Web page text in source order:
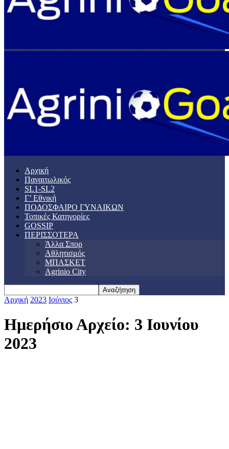
Αρχική
Παναιτωλικός
SL1-SL2
Γ’ Εθνική
ΠΟΔΟΣΦΑΙΡΟ ΓΥΝΑΙΚΩΝ
Τοπικές Κατηγορίες
GOSSIP
ΠΕΡΙΣΣΟΤΕΡΑ
Άλλα Σπορ
Αθλητισμός
ΜΠΑΣΚΕΤ
Agrinio City
Αρχική 2023 Ιούνιος 3
Ημερήσιο Αρχείο: 3 Ιουνίου
2023